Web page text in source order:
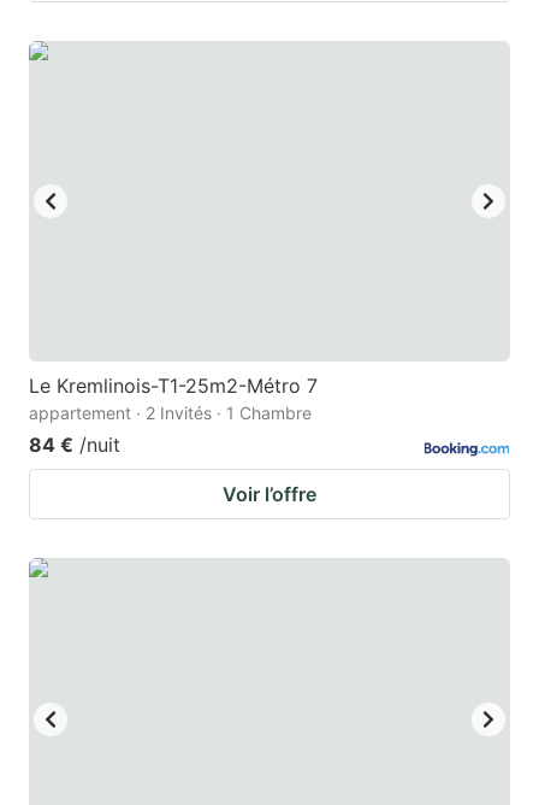
Le Kremlinois-T1-25m2-Métro 7
appartement · 2 Invités · 1 Chambre
84 € /nuit
Voir l’offre